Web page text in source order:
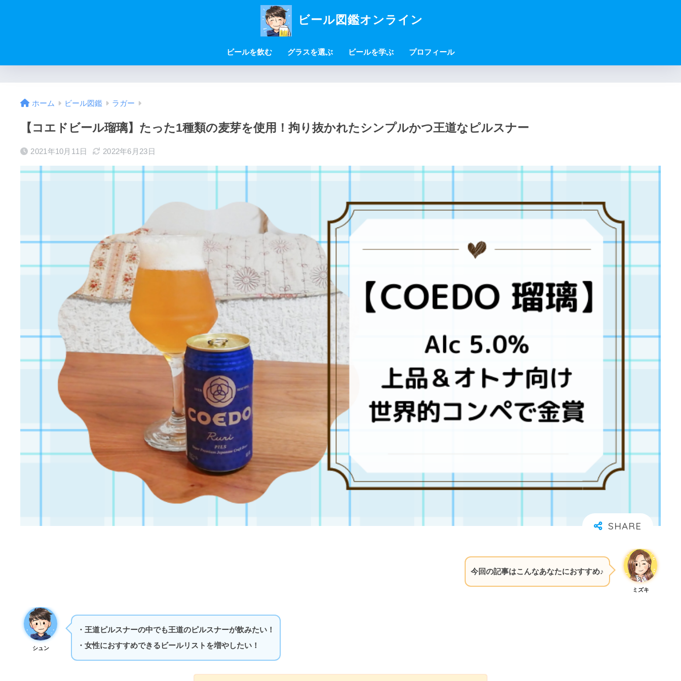
ビール図鑑オンライン
ビールを飲む グラスを選ぶ ビールを学ぶ プロフィール
ホーム ビール図鑑 ラガー
【コエドビール瑠璃】たった1種類の麦芽を使用！拘り抜かれたシンプルかつ王道なピルスナー
2021年10月11日 2022年6月23日
今回の記事はこんなあなたにおすすめ♪
ミズキ
シュン
・王道ピルスナーの中でも王道のピルスナーが飲みたい！
・女性におすすめできるビールリストを増やしたい！